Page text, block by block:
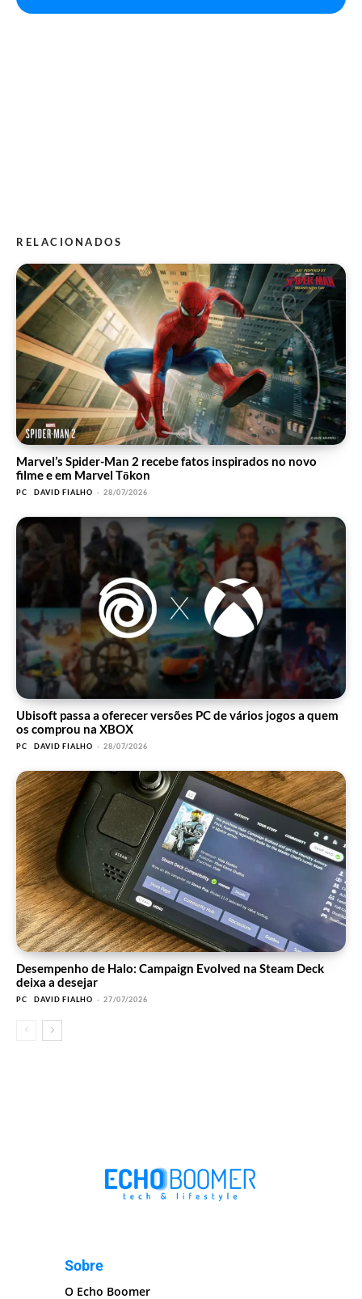
RELACIONADOS
Marvel’s Spider-Man 2 recebe fatos inspirados no novo
filme e em Marvel Tōkon
PC DAVID FIALHO - 28/07/2026
Ubisoft passa a oferecer versões PC de vários jogos a quem
os comprou na XBOX
PC DAVID FIALHO - 28/07/2026
Desempenho de Halo: Campaign Evolved na Steam Deck
deixa a desejar
PC DAVID FIALHO - 27/07/2026
Sobre
O Echo Boomer